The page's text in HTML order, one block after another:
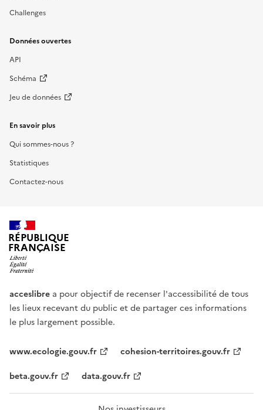
Challenges
Données ouvertes
API
Schéma
Jeu de données
En savoir plus
Qui sommes-nous ?
Statistiques
Contactez-nous
RÉPUBLIQUE
FRANÇAISE
acceslibre a pour objectif de recenser l'accessibilité de tous
les lieux recevant du public et de partager ces informations
le plus largement possible.
www.ecologie.gouv.fr
cohesion-territoires.gouv.fr
beta.gouv.fr
data.gouv.fr